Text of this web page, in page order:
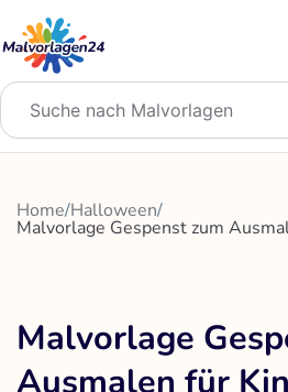
Inhalt
springen
Home/Halloween/
Malvorlage Gespenst zum
Malvorlage
Ausmalen für